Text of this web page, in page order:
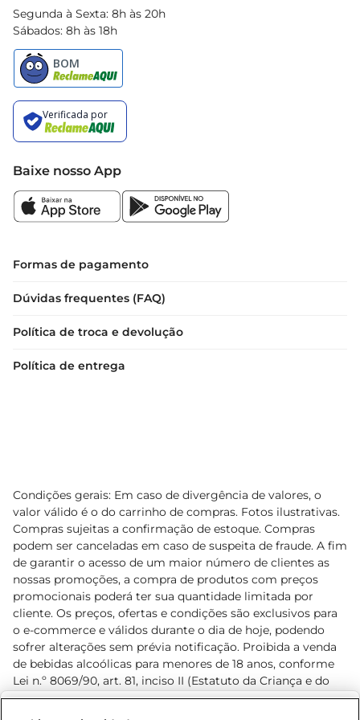
Segunda à Sexta: 8h às 20h
Sábados: 8h às 18h
Baixe nosso App
Formas de pagamento
Dúvidas frequentes (FAQ)
Política de troca e devolução
Política de entrega
Condições gerais: Em caso de divergência de valores, o
valor válido é o do carrinho de compras. Fotos ilustrativas.
Compras sujeitas a confirmação de estoque. Compras
podem ser canceladas em caso de suspeita de fraude. A fim
de garantir o acesso de um maior número de clientes as
nossas promoções, a compra de produtos com preços
promocionais poderá ter sua quantidade limitada por
cliente. Os preços, ofertas e condições são exclusivos para
o e-commerce e válidos durante o dia de hoje, podendo
sofrer alterações sem prévia notificação. Proibida a venda
de bebidas alcoólicas para menores de 18 anos, conforme
Lei n.º 8069/90, art. 81, inciso II (Estatuto da Criança e do
Adolescente). Preços e condições exclusivos para o